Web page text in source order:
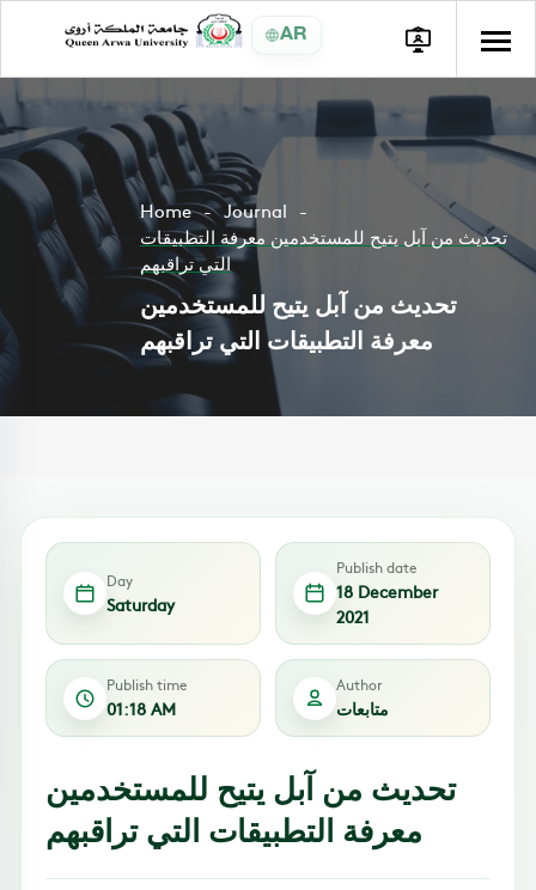
AR
Home
Journal
تحديث من آبل يتيح للمستخدمين معرفة التطبيقات
التي تراقبهم
تحديث من آبل يتيح للمستخدمين
معرفة التطبيقات التي تراقبهم
Day
Saturday
Publish date
18 December
2021
Publish time
01:18 AM
Author
متابعات
تحديث من آبل يتيح للمستخدمين
معرفة التطبيقات التي تراقبهم